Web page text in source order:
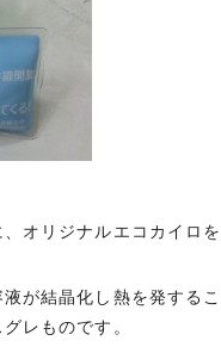
オリジナルエコカイロ
が結晶化し熱を発する
レものです。